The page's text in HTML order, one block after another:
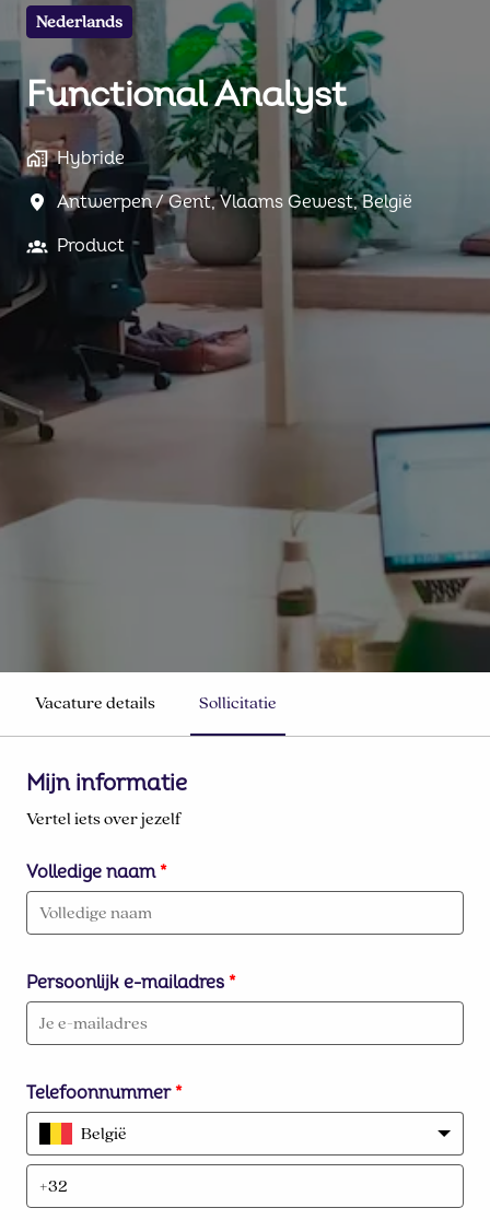
Nederlands
Functional Analyst
Hybride
Antwerpen / Gent, Vlaams Gewest, België
Product
Vacature details Sollicitatie
Mijn informatie
Vertel iets over jezelf
Volledige naam *
Persoonlijk e-mailadres *
Telefoonnummer *
België